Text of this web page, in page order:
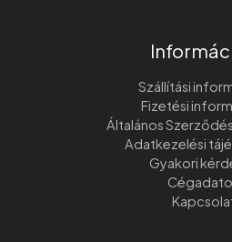
Szállítási
Fizetési
Általános
Adatkezelési
Gyakori